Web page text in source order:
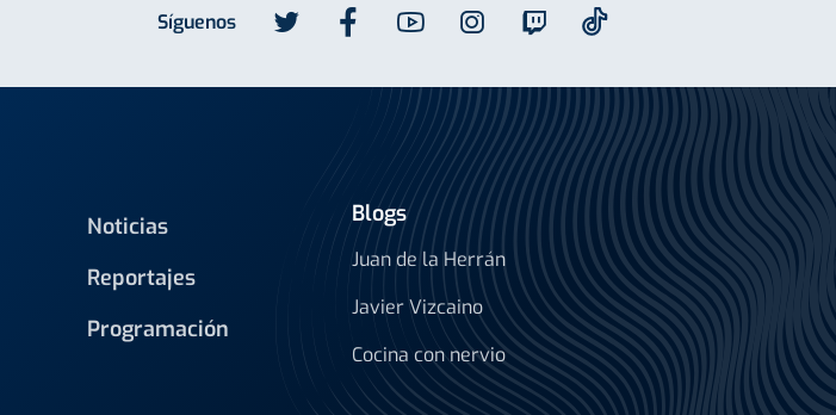
Síguenos
Noticias
Reportajes
Programación
Blogs
Juan de la Herrán
Javier Vizcaino
Cocina con nervio